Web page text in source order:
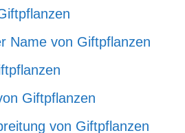
Name von Giftpflanzen
Giftpflanzen
von Giftpflanzen